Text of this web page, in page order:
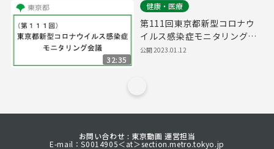
32:35
健康・医療
第111回東京都新型コロナウ
イルス感染症モニタリング会
議(令和5年1月12日14時10分
公開2023.01.12
お問い合わせ : 東京動画 運営担当
E-mail：S0014905＜at＞section.metro.tokyo.jp